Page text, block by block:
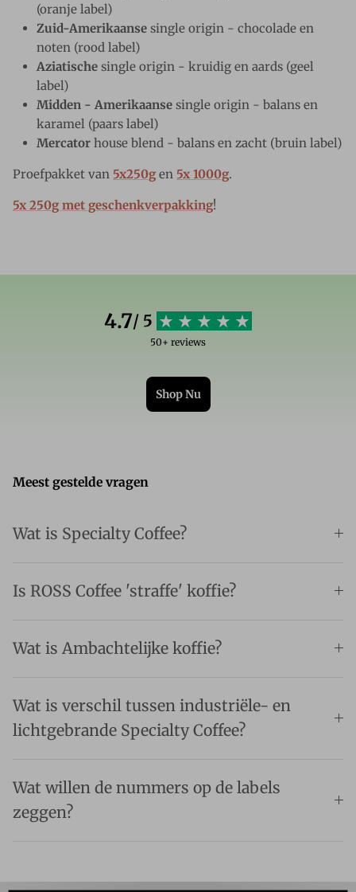
(oranje label)
Zuid-Amerikaanse single origin - chocolade en
noten (rood label)
Aziatische single origin - kruidig en aards (geel
label)
Midden - Amerikaanse single origin - balans en
karamel (paars label)
Mercator house blend - balans en zacht (bruin label)
Proefpakket van 5x250g en 5x 1000g.
5x 250g met geschenkverpakking!
4.7/ 5
50+ reviews
Shop Nu
Meest gestelde vragen
Wat is Specialty Coffee?
Is ROSS Coffee 'straffe' koffie?
Wat is Ambachtelijke koffie?
Wat is verschil tussen industriële- en
lichtgebrande Specialty Coffee?
Wat willen de nummers op de labels
zeggen?